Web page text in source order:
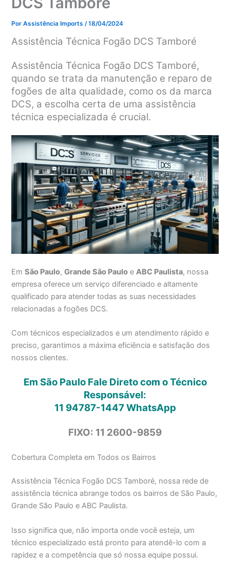
PorAssistência Imports/18/04/2024
Assistência Técnica Fogão DCS Tamboré
Assistência Técnica Fogão DCS Tamboré,
quando se trata da manutenção e reparo de
fogões de alta qualidade, como os da marca
DCS, a escolha certa de uma assistência
técnica especializada é crucial.
EmSão Paulo,Grande São Paulo eABC Paulista, nossa
empresa oferece um serviço diferenciado e altamente
qualificado para atender todas as suas necessidades
relacionadas a fogões DCS.
Com técnicos especializados e um atendimento rápido e
preciso, garantimos a máxima eficiência e satisfação dos
nossos clientes.
Em São Paulo Fale Direto com o Técnico
Responsável:
11 94787-1447WhatsApp
FIXO: 11 2600-9859
Cobertura Completa em Todos os Bairros
Assistência Técnica Fogão DCS Tamboré, nossa rede de
assistência técnica abrange todos os bairros de São Paulo,
Grande São Paulo e ABC Paulista.
Isso significa que, não importa onde você esteja, um
técnico especializado está pronto para atendê-lo com a
rapidez e a competência que só nossa equipe possui.